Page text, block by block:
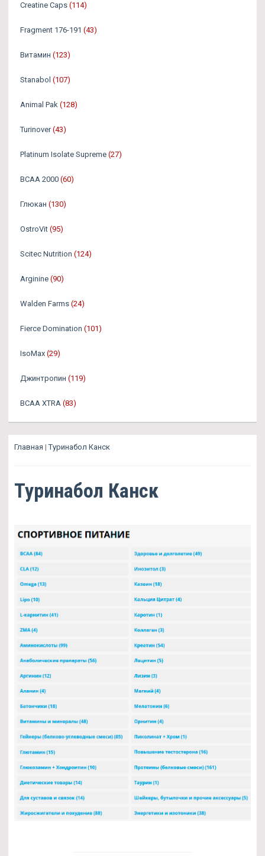
Creatine Caps (114)
Fragment 176-191 (43)
Витамин (123)
Stanabol (107)
Animal Pak (128)
Turinover (43)
Platinum Isolate Supreme (27)
BCAA 2000 (60)
Глюкан (130)
OstroVit (95)
Scitec Nutrition (124)
Arginine (90)
Walden Farms (24)
Fierce Domination (101)
IsoMax (29)
Джинтропин (119)
BCAA XTRA (83)
Главная |Туринабол Канск
Туринабол Канск